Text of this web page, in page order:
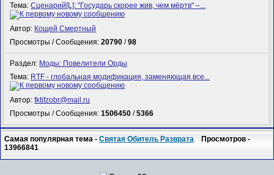
Тема:Сценарий[L]: "Государь скорее жив, чем мёртв" –...
Автор: Кощей Смертный
Просмотры / Сообщения:20790 /98
Раздел: Моды: Повелители Орды
Тема: RTF - глобальная модификация, заменяющая все...
Автор:fktifzobr@mail.ru
Просмотры / Сообщения:1506450 /5366
Самая популярная тема -Святая Обитель Разврата Просмотров -
13966841